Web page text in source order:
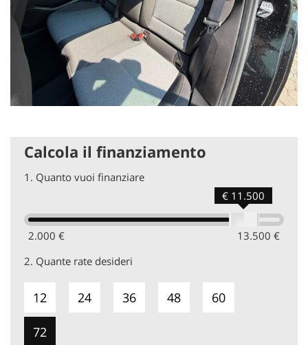
Calcola il finanziamento
1. Quanto vuoi finanziare
2.000 € 13.500 €
€ 11.500
2. Quante rate desideri
12 24 36 48 60
72